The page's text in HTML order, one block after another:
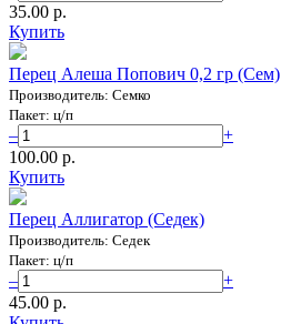
35.00 p.
Купить
Перец Алеша Попович 0,2 гр (Сем)
Производитель: Семко
Пакет: ц/п
–
+
100.00 p.
Купить
Перец Аллигатор (Седек)
Производитель: Седек
Пакет: ц/п
–
+
45.00 p.